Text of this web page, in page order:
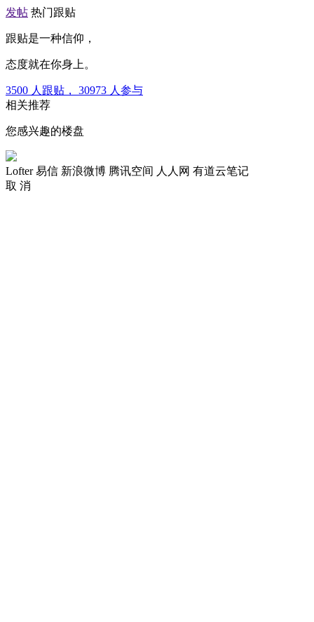
发帖 热门跟贴
跟贴是一种信仰，
态度就在你身上。
3500 人跟贴， 30973 人参与
相关推荐
您感兴趣的楼盘
Lofter 易信 新浪微博 腾讯空间 人人网 有道云笔记
取 消